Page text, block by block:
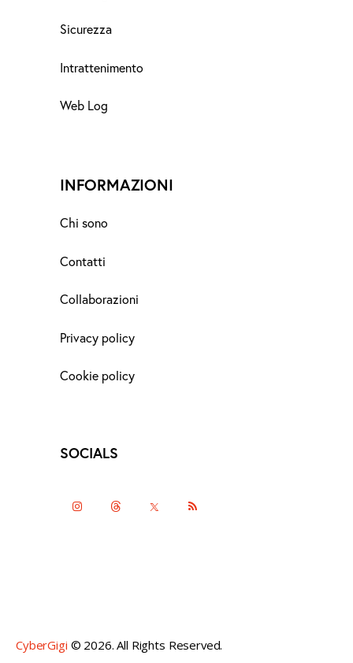
Sicurezza
Intrattenimento
Web Log
INFORMAZIONI
Chi sono
Contatti
Collaborazioni
Privacy policy
Cookie policy
SOCIALS
instagrammthreads twitter- rss
CyberGigi © 2026. All Rights Reserved.